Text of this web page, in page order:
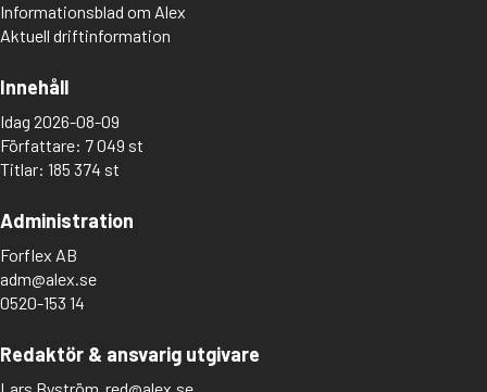
Informationsblad om Alex
Aktuell driftinformation
Innehåll
Idag 2026-08-09
Författare: 7 049 st
Titlar: 185 374 st
Administration
Forflex AB
adm@alex.se
0520-153 14
Redaktör & ansvarig utgivare